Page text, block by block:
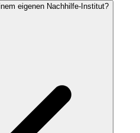
eigenen Nachhilfe-Institut?